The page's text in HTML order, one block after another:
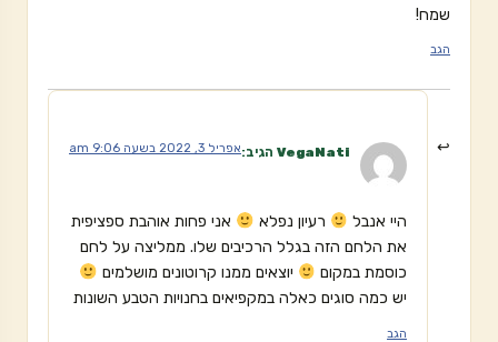
שמח!
הגב
VegaNati הגיב:אפריל 3, 2022 בשעה 9:06 am
היי אנבל רעיון נפלא
אני פחות אוהבת ספציפית
את הלחם הזה בגלל הרכיבים שלו. ממליצה על לחם
כוסמת במקום
יוצאים ממנו קרוטונים מושלמים
יש כמה סוגים כאלה במקפיאים בחנויות הטבע השונות
הגב